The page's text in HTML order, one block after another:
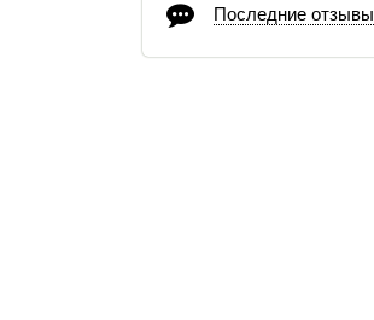
Последние отзывы